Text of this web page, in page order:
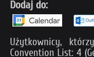
Dodaj do:
Użytkownicy,
Convention List: 4